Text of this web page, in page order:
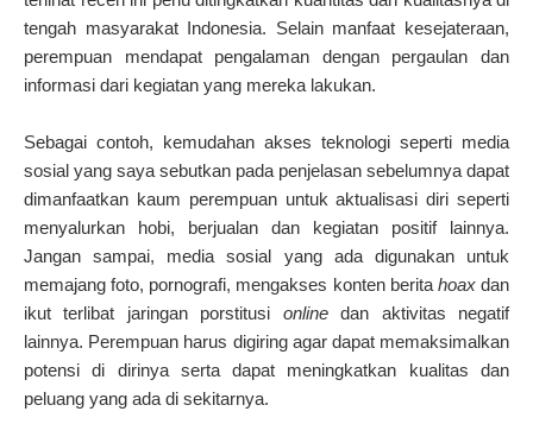
tengah masyarakat Indonesia. Selain manfaat kesejateraan,
perempuan mendapat pengalaman dengan pergaulan dan
informasi dari kegiatan yang mereka lakukan.
Sebagai contoh, kemudahan akses teknologi seperti media
sosial yang saya sebutkan pada penjelasan sebelumnya dapat
dimanfaatkan kaum perempuan untuk aktualisasi diri seperti
menyalurkan hobi, berjualan dan kegiatan positif lainnya.
Jangan sampai, media sosial yang ada digunakan untuk
memajang foto, pornografi, mengakses konten berita hoaxdan
ikut terlibat jaringan porstitusi onlinedan aktivitas negatif
lainnya. Perempuan harus digiring agar dapat memaksimalkan
potensi di dirinya serta dapat meningkatkan kualitas dan
peluang yang ada di sekitarnya.